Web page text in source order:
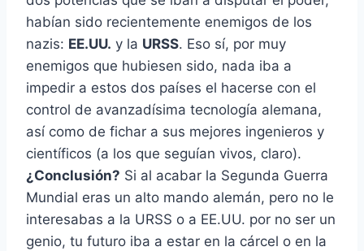
habían sido recientemente enemigos de los
nazis: EE.UU. y la URSS. Eso sí, por muy
enemigos que hubiesen sido, nada iba a
impedir a estos dos países el hacerse con el
control de avanzadísima tecnología alemana,
así como de fichar a sus mejores ingenieros y
científicos (a los que seguían vivos, claro).
¿Conclusión? Si al acabar la Segunda Guerra
Mundial eras un alto mando alemán, pero no le
interesabas a la URSS o a EE.UU. por no ser un
genio, tu futuro iba a estar en la cárcel o en la